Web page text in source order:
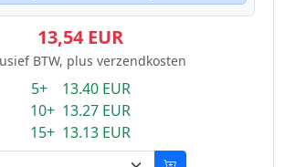
13,54 EUR
BTW, plus verzendkosten
5+ 13.40 EUR
10+ 13.27 EUR
15+ 13.13 EUR